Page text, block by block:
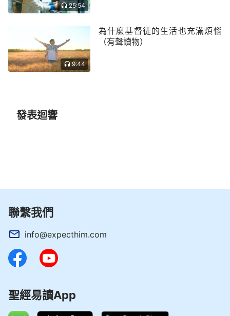
主再來的迹象已出現，
二、主耶穌復活顯現後對多馬說的話引人
深思
聖經上記載：「過了八日，門徒又在屋裡，多馬
也和他們同在。門都關了。耶穌來站在當中說：『
25:54
9:44
為什麼基督徒的生活也充滿煩惱
（有聲讀物）
發表迴響
聯繫我們
info@expecthim.com
聖經易讀App